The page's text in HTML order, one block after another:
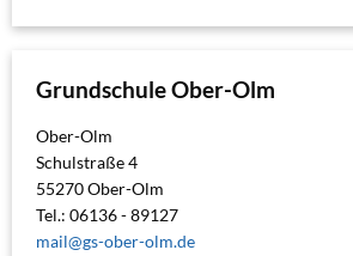
Grundschule Ober-Olm
Ober-Olm
Schulstraße 4
55270 Ober-Olm
Tel.: 06136 - 89127
mail@gs-ober-olm.de